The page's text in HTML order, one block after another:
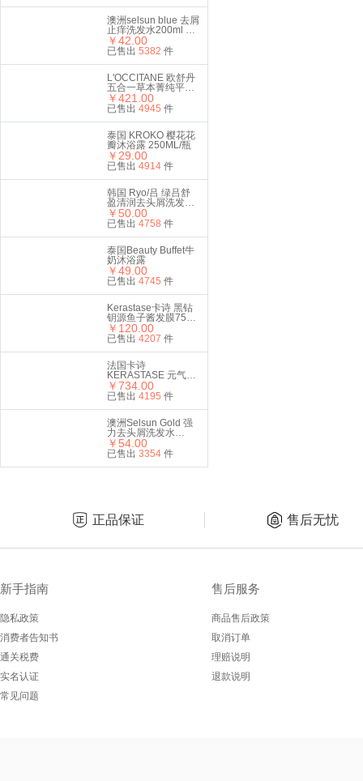
澳洲selsun blue 去屑
止痒洗发水200ml 蓝
色
￥42.00
已售出 5382 件
L'OCCITANE 欧舒丹
五合一草本菁纯平衡
洗护套装（洗发水
500ml+护发素
500ml）
￥421.00
已售出 4945 件
泰国 KROKO 樱花花
瓣沐浴露 250ML/瓶
￥29.00
已售出 4914件
韩国 Ryo/吕 绿吕舒
盈清润去头屑洗发水
400ml
￥50.00
已售出 4758 件
泰国Beauty Buffet牛
奶沐浴露
￥49.00
已售出 4745 件
Kerastase卡诗 黑钻
钥源鱼子酱发膜75ml
中样
￥120.00
已售出 4207 件
法国卡诗
KERASTASE 元气姜
防脱发膜 500ml
￥734.00
已售出 4195 件
澳洲Selsun Gold 强
力去头屑洗发水
200ml 黄色
￥54.00
已售出 3354件
正品保证 售后无忧
新手指南
隐私政策
消费者告知书
通关税费
实名认证
常见问题
售后服务
商品售后政策
取消订单
理赔说明
退款说明